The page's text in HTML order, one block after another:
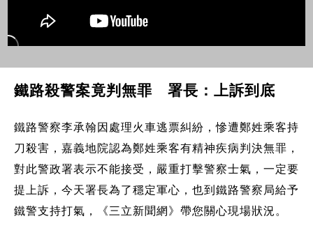
鐵路殺警案竟判無罪 署長：上訴到底
鐵路警察李承翰因處理火車逃票糾紛，慘遭鄭姓乘客持
刀殺害，嘉義地院認為鄭姓乘客有精神疾病判決無罪，
對此警政署表示不能接受，嚴重打擊警察士氣，一定要
提上訴，今天署長為了穩定軍心，也到鐵路警察局給予
鐵警支持打氣，《三立新聞網》帶您關心現場狀況。